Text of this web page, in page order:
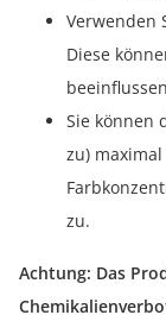
Verwenden
Diese
Sie können
zu)
zu.
Achtung: Das